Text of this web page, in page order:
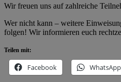
Wir freuen uns auf zahlreiche
Wer nicht kann – weitere
folgen! Wir informieren euch
Teilen mit:
Facebook WhatsApp